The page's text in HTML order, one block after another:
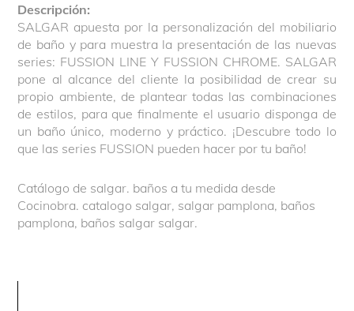
Descripción:
SALGAR apuesta por la personalización del mobiliario
de baño y para muestra la presentación de las nuevas
series: FUSSION LINE Y FUSSION CHROME. SALGAR
pone al alcance del cliente la posibilidad de crear su
propio ambiente, de plantear todas las combinaciones
de estilos, para que finalmente el usuario disponga de
un baño único, moderno y práctico. ¡Descubre todo lo
que las series FUSSION pueden hacer por tu baño!
Catálogo de salgar. baños a tu medida desde
Cocinobra. catalogo salgar, salgar pamplona, baños
pamplona, baños salgar salgar.